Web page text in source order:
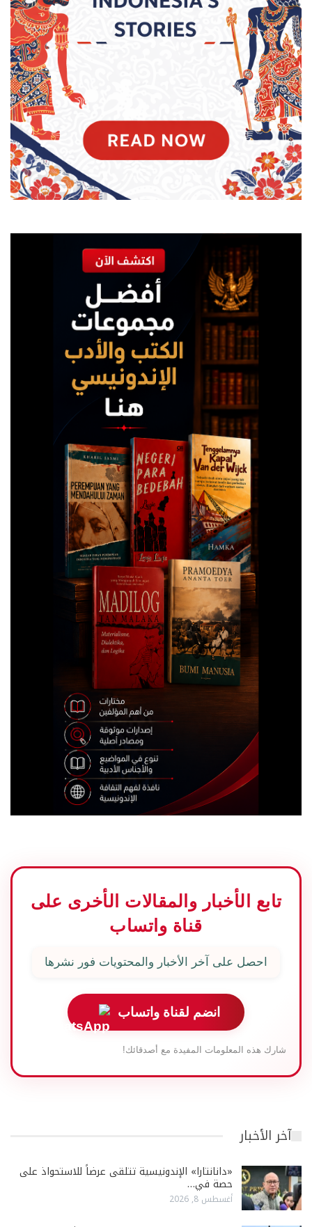
تابع الأخبار والمقالات الأخرى على
قناة واتساب
احصل على آخر الأخبار والمحتويات فور نشرها
انضم لقناة واتساب
شارك هذه المعلومات المفيدة مع أصدقائك!
آخر الأخبار
«دانانتارا» الإندونيسية تتلقى عرضاً للاستحواذ على
حصة في…
أغسطس 8, 2026